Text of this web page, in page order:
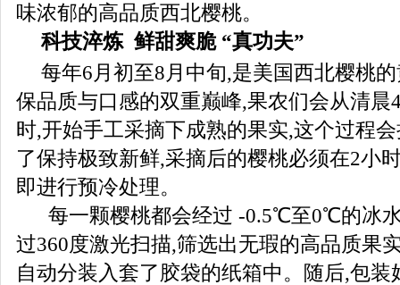
味浓郁的高品质西北樱桃。
科技淬炼 鲜甜爽脆 “真功夫”
每年6月初至8月中旬,是美国西北樱桃
保品质与口感的双重巅峰,果农们会从清晨
时,开始手工采摘下成熟的果实,这个过程
了保持极致新鲜,采摘后的樱桃必须在2小
即进行预冷处理。
每一颗樱桃都会经过 -0.5℃至0℃的冰水
过360度激光扫描,筛选出无瑕的高品质果
自动分装入套了胶袋的纸箱中。随后,包